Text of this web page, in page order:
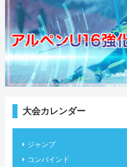
大会カレンダー
ジャンプ
コンバインド